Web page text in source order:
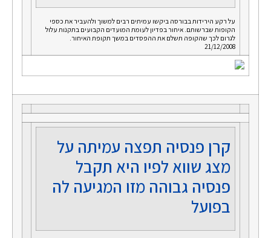
על רקע הירידות בבורסה ביקשו עמיתים רבים למשוך ולהעביר את כספי
הקופות שברשותם. איחור בפדיון לעומת המועדים הקבועים בתקנות עלול
לגרום לכך שהקופה תשלם את ההפסדים במשך תקופת האיחור.
21/12/2008
קרן פנסיה תפצה עמיתה על
מצג שווא לפיו היא תקבל
פנסיה גבוהה מזו המגיעה לה
בפועל